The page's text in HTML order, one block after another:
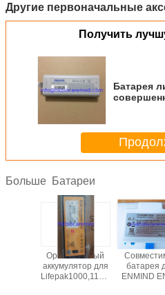
Другие первоначальные
Получить
Батарея
LI3S200A
Больше Батареи
Оригинальный
аккумулятор для
Lifepak1000,11141-
батарея
ENMIND